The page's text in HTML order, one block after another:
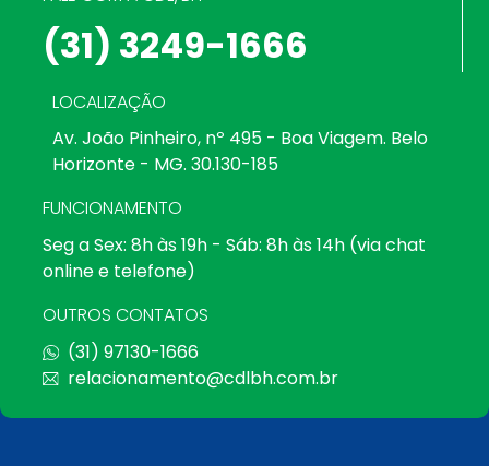
(31) 3249-1666
LOCALIZAÇÃO
Av. João Pinheiro, nº 495 - Boa Viagem. Belo
Horizonte - MG. 30.130-185
FUNCIONAMENTO
Seg a Sex: 8h às 19h - Sáb: 8h às 14h (via chat
online e telefone)
OUTROS CONTATOS
(31) 97130-1666
relacionamento@cdlbh.com.br